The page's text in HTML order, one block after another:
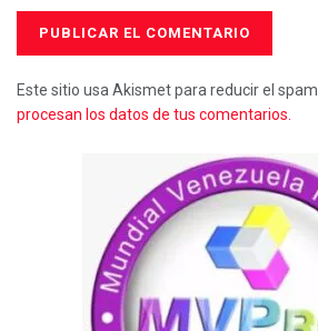
Este sitio usa Akismet para reducir el spam.
procesan los datos de tus comentarios.